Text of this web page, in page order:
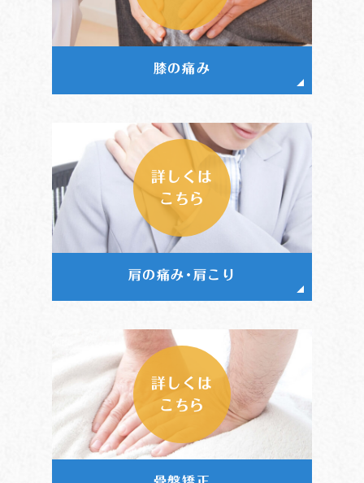
膝の痛み
詳しくは
こちら
肩の痛み･肩こり
詳しくは
こちら